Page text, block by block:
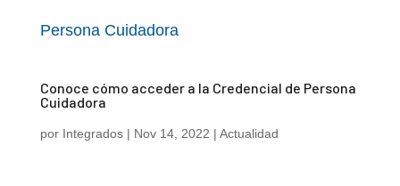
Conoce cómo acceder a la Credencial de Persona
Cuidadora
por Integrados| Nov 14, 2022 | Actualidad